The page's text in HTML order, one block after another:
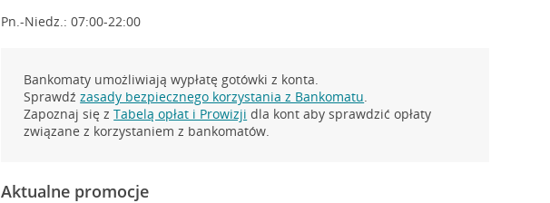
Pn.-Niedz.: 07:00-22:00
Bankomaty umożliwiają wypłatę gotówki z konta.
Sprawdźzasady bezpiecznego korzystania z Bankomatu.
Zapoznaj się zTabelą opłat i Prowizji dla kont aby sprawdzić opłaty
związane z korzystaniem z bankomatów.
Aktualne promocje